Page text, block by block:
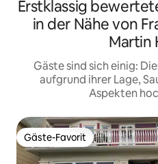
Erstklassig
in der Nähe von
Martin
Gäste sind sich einig:
aufgrund ihrer Lage,
Aspekten
Gäste-Favorit
Gäste-Favorit